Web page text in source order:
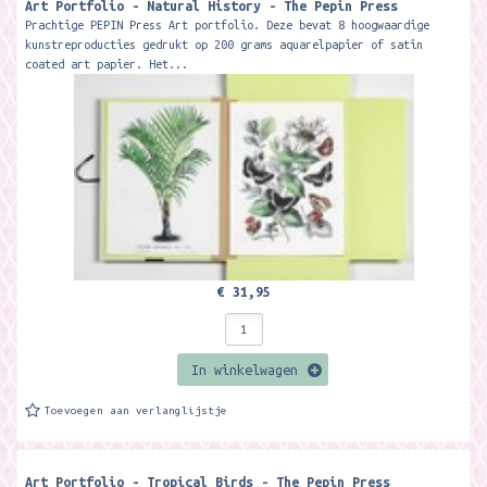
Art Portfolio - Natural History - The Pepin Press
Prachtige PEPIN Press Art portfolio. Deze bevat 8 hoogwaardige
kunstreproducties gedrukt op 200 grams aquarelpapier of satin
coated art papier. Het...
€ 31,95
In winkelwagen
Toevoegen aan verlanglijstje
Art Portfolio - Tropical Birds - The Pepin Press